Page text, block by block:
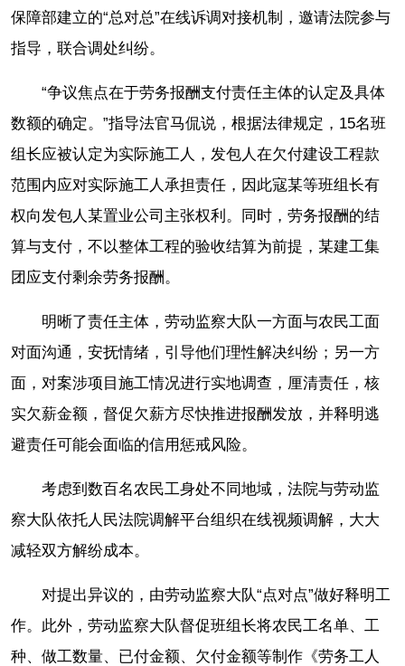
保障部建立的“总对总”在线诉调对接机制，邀请法院参与
指导，联合调处纠纷。
“争议焦点在于劳务报酬支付责任主体的认定及具体
数额的确定。”指导法官马侃说，根据法律规定，15名班
组长应被认定为实际施工人，发包人在欠付建设工程款
范围内应对实际施工人承担责任，因此寇某等班组长有
权向发包人某置业公司主张权利。同时，劳务报酬的结
算与支付，不以整体工程的验收结算为前提，某建工集
团应支付剩余劳务报酬。
明晰了责任主体，劳动监察大队一方面与农民工面
对面沟通，安抚情绪，引导他们理性解决纠纷；另一方
面，对案涉项目施工情况进行实地调查，厘清责任，核
实欠薪金额，督促欠薪方尽快推进报酬发放，并释明逃
避责任可能会面临的信用惩戒风险。
考虑到数百名农民工身处不同地域，法院与劳动监
察大队依托人民法院调解平台组织在线视频调解，大大
减轻双方解纷成本。
对提出异议的，由劳动监察大队“点对点”做好释明工
作。此外，劳动监察大队督促班组长将农民工名单、工
种、做工数量、已付金额、欠付金额等制作《劳务工人